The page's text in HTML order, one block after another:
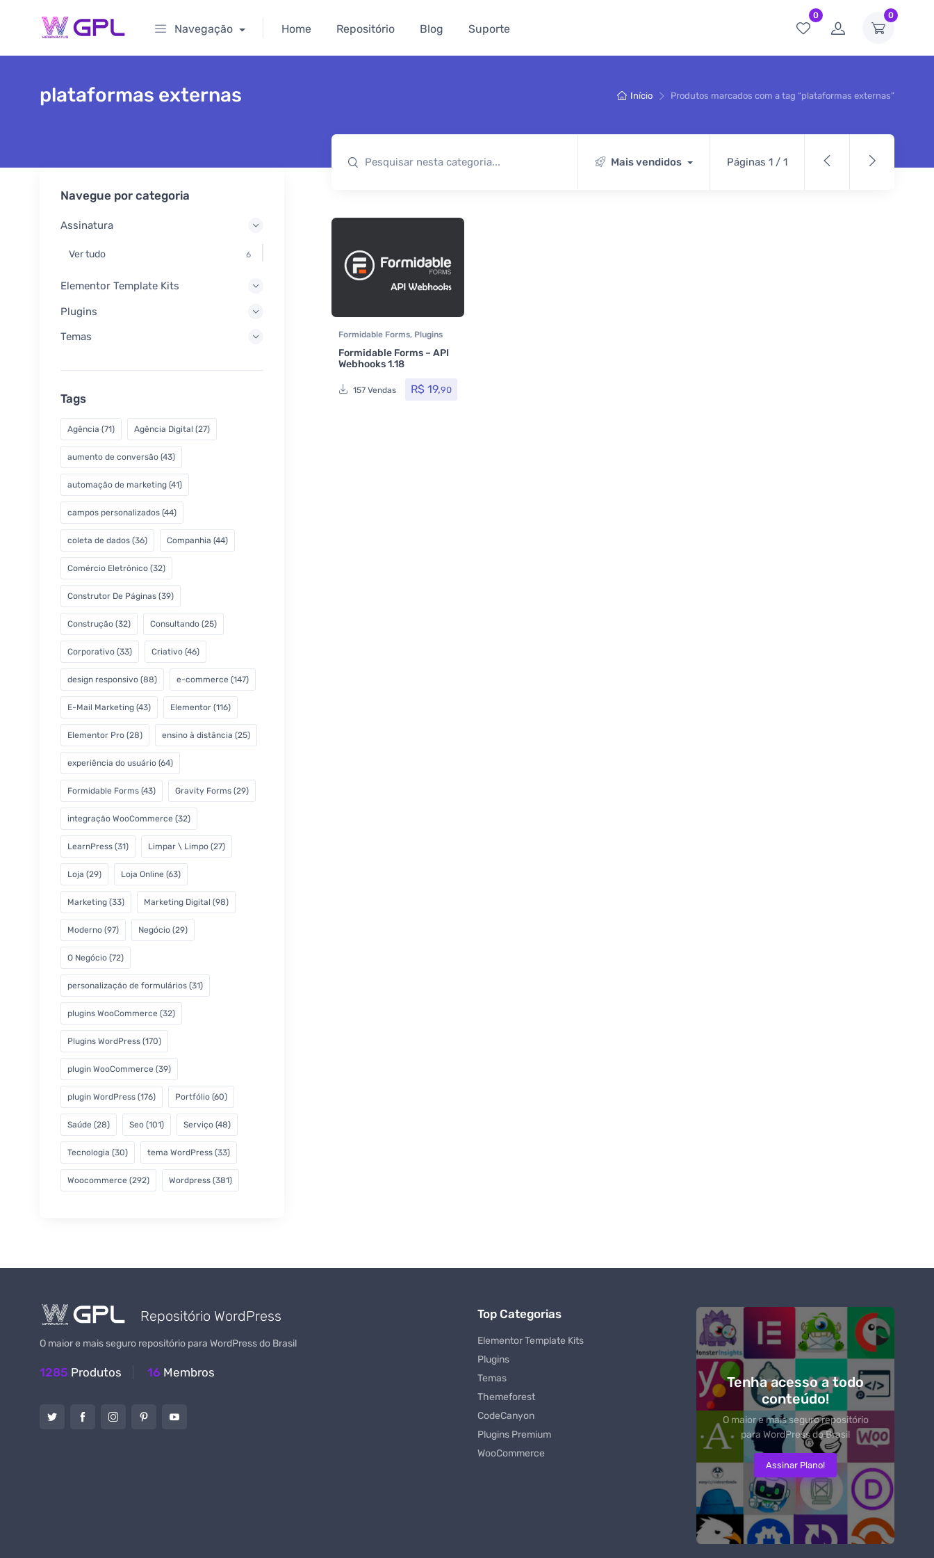
0 0
Navegação Home Repositório Blog Suporte
Início Produtos marcados com a tag “plataformas externas”
plataformas externas
Mais vendidos Páginas 1 / 1
Formidable Forms, Plugins
Formidable Forms – API
Webhooks 1.18
157 Vendas R$19,90
Navegue por categoria
Assinatura
Ver tudo 6
Elementor Template Kits
Plugins
Temas
Tags
Agência (71) Agência Digital (27)
aumento de conversão (43)
automação de marketing (41)
campos personalizados (44)
coleta de dados (36) Companhia (44)
Comércio Eletrônico (32)
Construtor De Páginas (39)
Construção (32) Consultando (25)
Corporativo (33) Criativo (46)
design responsivo (88) e-commerce (147)
E-Mail Marketing (43) Elementor (116)
Elementor Pro (28) ensino à distância (25)
experiência do usuário (64)
Formidable Forms (43) Gravity Forms (29)
integração WooCommerce (32)
LearnPress (31) Limpar \ Limpo (27)
Loja (29) Loja Online (63)
Marketing (33) Marketing Digital (98)
Moderno (97) Negócio (29)
O Negócio (72)
personalização de formulários (31)
plugins WooCommerce (32)
Plugins WordPress (170)
plugin WooCommerce (39)
plugin WordPress (176) Portfólio (60)
Saúde (28) Seo (101) Serviço (48)
Tecnologia (30) tema WordPress (33)
Woocommerce (292) Wordpress (381)
Repositório WordPress
O maior e mais seguro repositório para WordPress do Brasil
1285 Produtos 16 Membros
Top Categorias
Elementor Template Kits
Plugins
Temas
Themeforest
CodeCanyon
Plugins Premium
WooCommerce
Tenha acesso a todo
conteúdo!
O maior e mais seguro repositório
para WordPress do Brasil
Assinar Plano!